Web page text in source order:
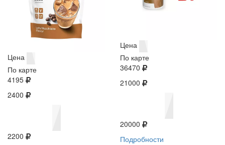
Цена
По карте
4195
2400
2200
Цена
По карте
36470
21000
20000
Подробности